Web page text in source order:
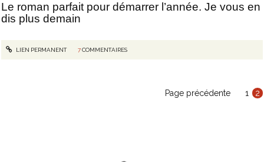
Le roman parfait pour démarrer l’année. Je vous en
dis plus demain
LIEN PERMANENT 7COMMENTAIRES
Page précédente 1 2